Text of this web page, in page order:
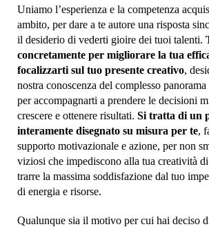
Uniamo l’esperienza e la competenza
ambito, per dare a te autore una risposta
il desiderio di vederti gioire dei tuoi talenti.
concretamente per migliorare la tua
focalizzarti sul tuo presente creativo,
nostra conoscenza del complesso
per accompagnarti a prendere le decisioni
crescere e ottenere risultati. Si tratta di un
interamente disegnato su misura per te,
supporto motivazionale e azione, per non
viziosi che impediscono alla tua creatività
trarre la massima soddisfazione dal tuo
di energia e risorse.
Qualunque sia il motivo per cui hai deciso